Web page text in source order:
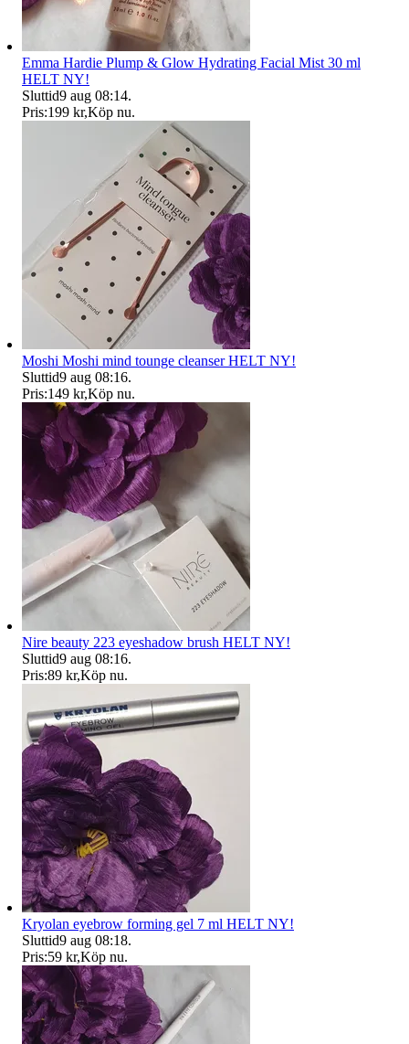
Emma Hardie Plump & Glow Hydrating Facial Mist 30 ml
HELT NY!
Sluttid9 aug 08:14.
Pris:199 kr,Köp nu.
Moshi Moshi mind tounge cleanser HELT NY!
Sluttid9 aug 08:16.
Pris:149 kr,Köp nu.
Nire beauty 223 eyeshadow brush HELT NY!
Sluttid9 aug 08:16.
Pris:89 kr,Köp nu.
Kryolan eyebrow forming gel 7 ml HELT NY!
Sluttid9 aug 08:18.
Pris:59 kr,Köp nu.